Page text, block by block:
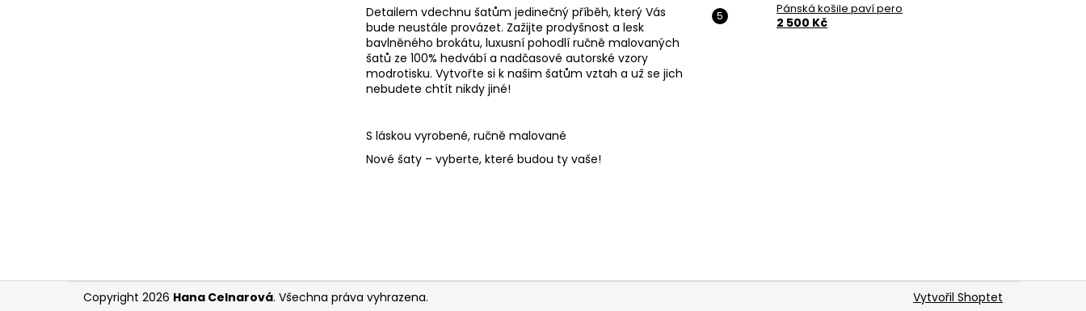
Detailem vdechnu šatům jedinečný příběh, který Vás
bude neustále provázet. Zažijte prodyšnost a lesk
bavlněného brokátu, luxusní pohodlí ručně malovaných
šatů ze 100% hedvábí a nadčasové autorské vzory
modrotisku. Vytvořte si k našim šatům vztah a už se jich
nebudete chtít nikdy jiné!
S láskou vyrobené, ručně malované
Nové šaty – vyberte, které budou ty vaše!
Pánská košile paví pero
2 500 Kč
Vytvořil Shoptet
Copyright 2026 Hana Celnarová. Všechna práva vyhrazena.